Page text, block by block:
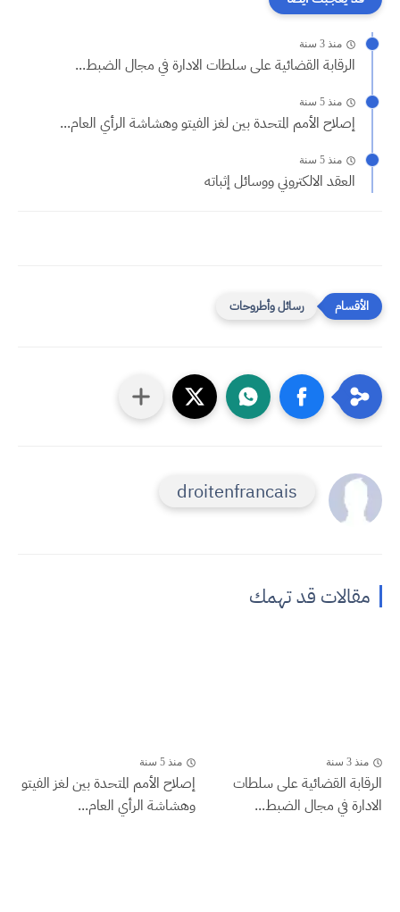
منذ 3 سنة
الرقابة القضائية على سلطات الادارة في مجال الضبط...
منذ 5 سنة
إصلاح الأمم المتحدة بين لغز الفيتو وهشاشة الرأي العام...
منذ 5 سنة
العقد الالكتروني ووسائل إثباته
رسائل وأطروحات
droitenfrancais
مقالات قد تهمك
منذ 3 سنة
الرقابة القضائية على سلطات
الادارة في مجال الضبط...
منذ 5 سنة
إصلاح الأمم المتحدة بين لغز الفيتو
وهشاشة الرأي العام...